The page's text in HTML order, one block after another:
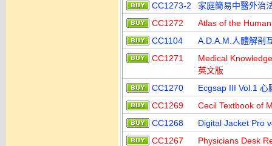
CC1273-2
家庭簡易中醫外治
CC1272
Atlas of the
CC1104
A.D.A.M.人體解剖
CC1271
Medical
英文版
CC1270
Ecgsap III Vol.1 心
CC1269
Cecil Textbook of
CC1268
Digital Jacket Pro
CC1267
Physicians Desk